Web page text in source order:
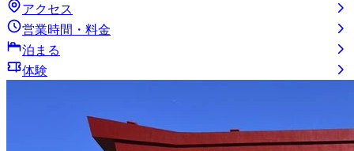
アクセス
営業時間・料金
泊まる
体験